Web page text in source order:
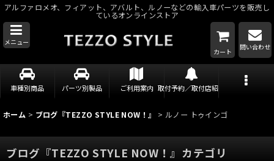
アルファロメオ、フィアット、アバルト、ルノーなどの輸入車パーツを販売し
ているオンラインストア
メニュー
カート
問い合わせ
車種別商品 パーツ別製品 ご利用案内 取付予約／取付店紹介
ホーム > ブログ『TEZZO STYLE NOW！』 > ルノー トゥインゴ
ブログ『TEZZO STYLE NOW！』カテゴリ